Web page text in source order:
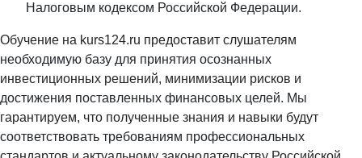
Налоговым кодексом Российской Федерации.
Обучение на kurs124.ru предоставит слушателям
необходимую базу для принятия осознанных
инвестиционных решений, минимизации рисков и
достижения поставленных финансовых целей. Мы
гарантируем, что полученные знания и навыки будут
соответствовать требованиям профессиональных